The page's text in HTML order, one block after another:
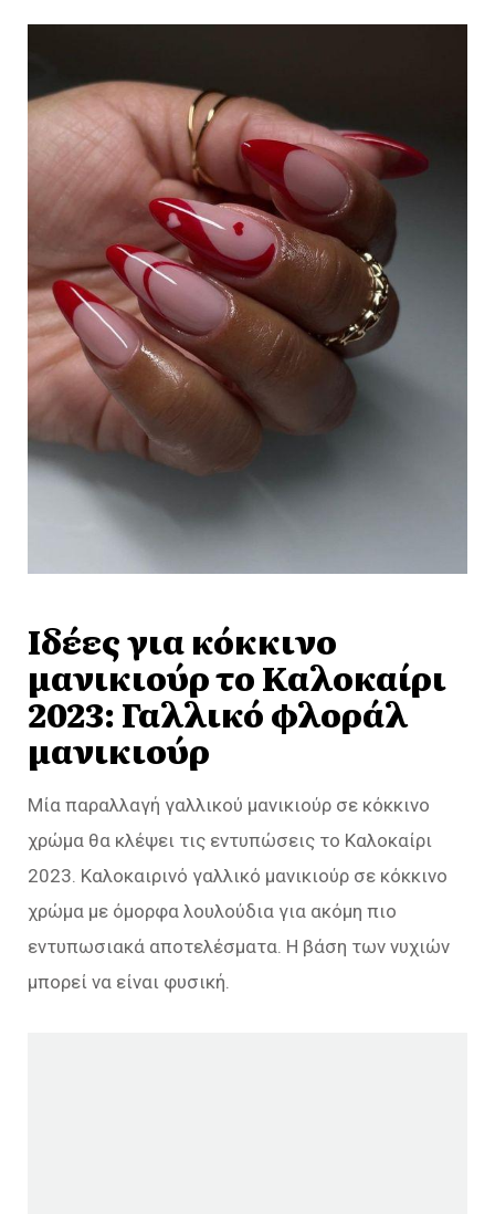
Ιδέες για κόκκινο
μανικιούρ το Καλοκαίρι
2023: Γαλλικό φλοράλ
μανικιούρ
Μία παραλλαγή γαλλικού μανικιούρ σε κόκκινο
χρώμα θα κλέψει τις εντυπώσεις το Καλοκαίρι
2023. Καλοκαιρινό γαλλικό μανικιούρ σε κόκκινο
χρώμα με όμορφα λουλούδια για ακόμη πιο
εντυπωσιακά αποτελέσματα. Η βάση των νυχιών
μπορεί να είναι φυσική.